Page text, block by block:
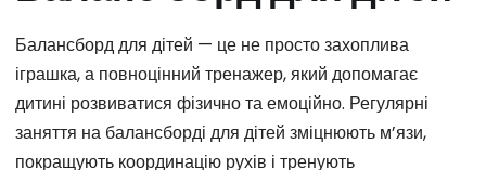
Балансборд для дітей — це не просто захоплива
іграшка, а повноцінний тренажер, який допомагає
дитині розвиватися фізично та емоційно. Регулярні
заняття на балансборді для дітей зміцнюють м’язи,
покращують координацію рухів і тренують